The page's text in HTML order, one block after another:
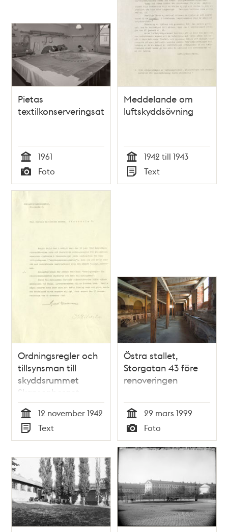
Pietas
textilkonserveringsateljé
Tid
1961
Typ
Foto
Meddelande om
luftskyddsövning
Tid
1942 till 1943
Typ
Text
Ordningsregler och
tillsynsman till
skyddsrummet
Skansenberget
under andra
världskriget
Tid
12 november 1942
Typ
Text
Östra stallet,
Storgatan 43 före
renoveringen
Tid
29 mars 1999
Typ
Foto